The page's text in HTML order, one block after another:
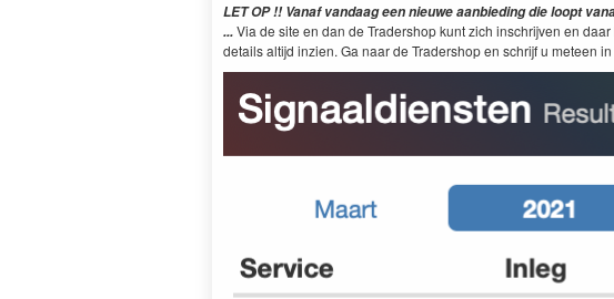
LET OP !! Vanaf vandaag een nieuwe aanbieding die loopt
...Via de site en dan de Tradershop kunt zich inschrijven en
details altijd inzien. Ga naar de Tradershop en schrijf u meteen in